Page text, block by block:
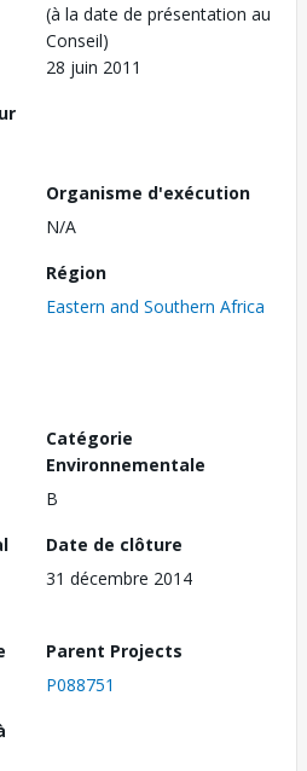
(à la date de présentation au
Conseil)
28 juin 2011
Organisme d'exécution
N/A
Région
Eastern and Southern Africa
Catégorie
Environnementale
B
Date de clôture
31 décembre 2014
Parent Projects
P088751